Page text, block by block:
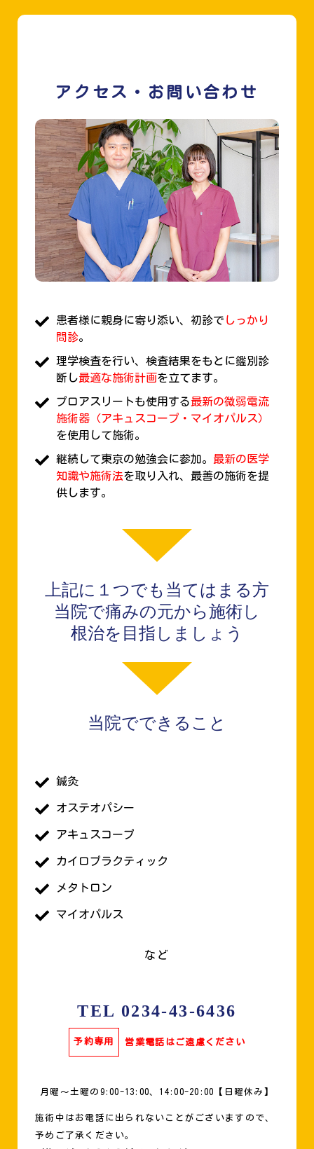
アクセス・お問い合わせ
患者様に親身に寄り添い、初診で しっかり
問診。
理学検査を行い、検査結果をもとに鑑別診
断し最適な施術計画を立てます。
プロアスリートも使用する最新の微弱電流
施術器（アキュスコープ・マイオパルス）
を使用して施術。
継続して東京の勉強会に参加。 最新の医学
知識や施術法を取り入れ、最善の施術を提
供します。
上記に１つでも当てはまる方
当院で痛みの元から施術し
根治を目指しましょう
当院でできること
鍼灸
オステオパシー
アキュスコープ
カイロプラクティック
メタトロン
マイオパルス
など
TEL 0234-43-6436
予約専用 営業電話はご遠慮ください
月曜〜土曜の9:00-13:00、14:00-20:00【日曜休み】
施術中はお電話に出られないことがございますので、
予めご了承ください。